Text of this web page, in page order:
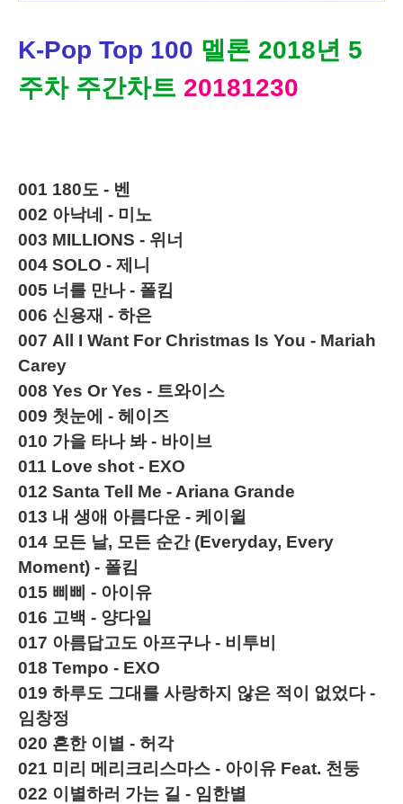
K-Pop Top 100 멜론 2018년 5
주차 주간차트 20181230
001 180도 - 벤
002 아낙네 - 미노
003 MILLIONS - 위너
004 SOLO - 제니
005 너를 만나 - 폴킴
006 신용재 - 하은
007 All I Want For Christmas Is You - Mariah
Carey
008 Yes Or Yes - 트와이스
009 첫눈에 - 헤이즈
010 가을 타나 봐 - 바이브
011 Love shot - EXO
012 Santa Tell Me - Ariana Grande
013 내 생애 아름다운 - 케이윌
014 모든 날, 모든 순간 (Everyday, Every
Moment) - 폴킴
015 삐삐 - 아이유
016 고백 - 양다일
017 아름답고도 아프구나 - 비투비
018 Tempo - EXO
019 하루도 그대를 사랑하지 않은 적이 없었다 -
임창정
020 흔한 이별 - 허각
021 미리 메리크리스마스 - 아이유 Feat. 천둥
022 이별하러 가는 길 - 임한별